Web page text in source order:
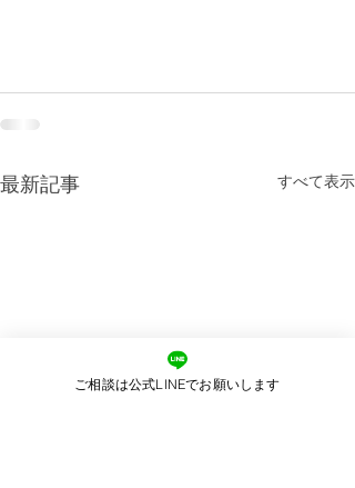
最新記事 すべて表示
ご相談は公式LINEでお願いします